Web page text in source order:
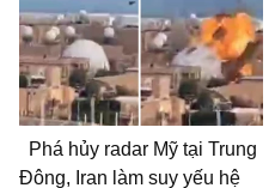
Phá hủy radar Mỹ tại Trung
Đông, Iran làm suy yếu hệ